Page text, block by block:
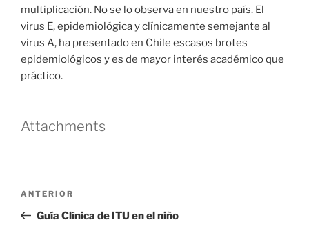
multiplicación. No se lo observa en nuestro país. El
virus E, epidemiológica y clínicamente semejante al
virus A, ha presentado en Chile escasos brotes
epidemiológicos y es de mayor interés académico que
práctico.
Attachments
entradas
Entrada
anterior
ANTERIOR
Guía Clínica de ITU en el niño